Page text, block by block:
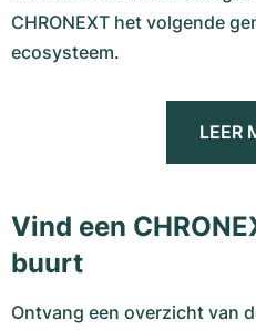
CHRONEXT het volgende
ecosysteem.
LEER
Vind een
buurt
Ontvang een overzicht van